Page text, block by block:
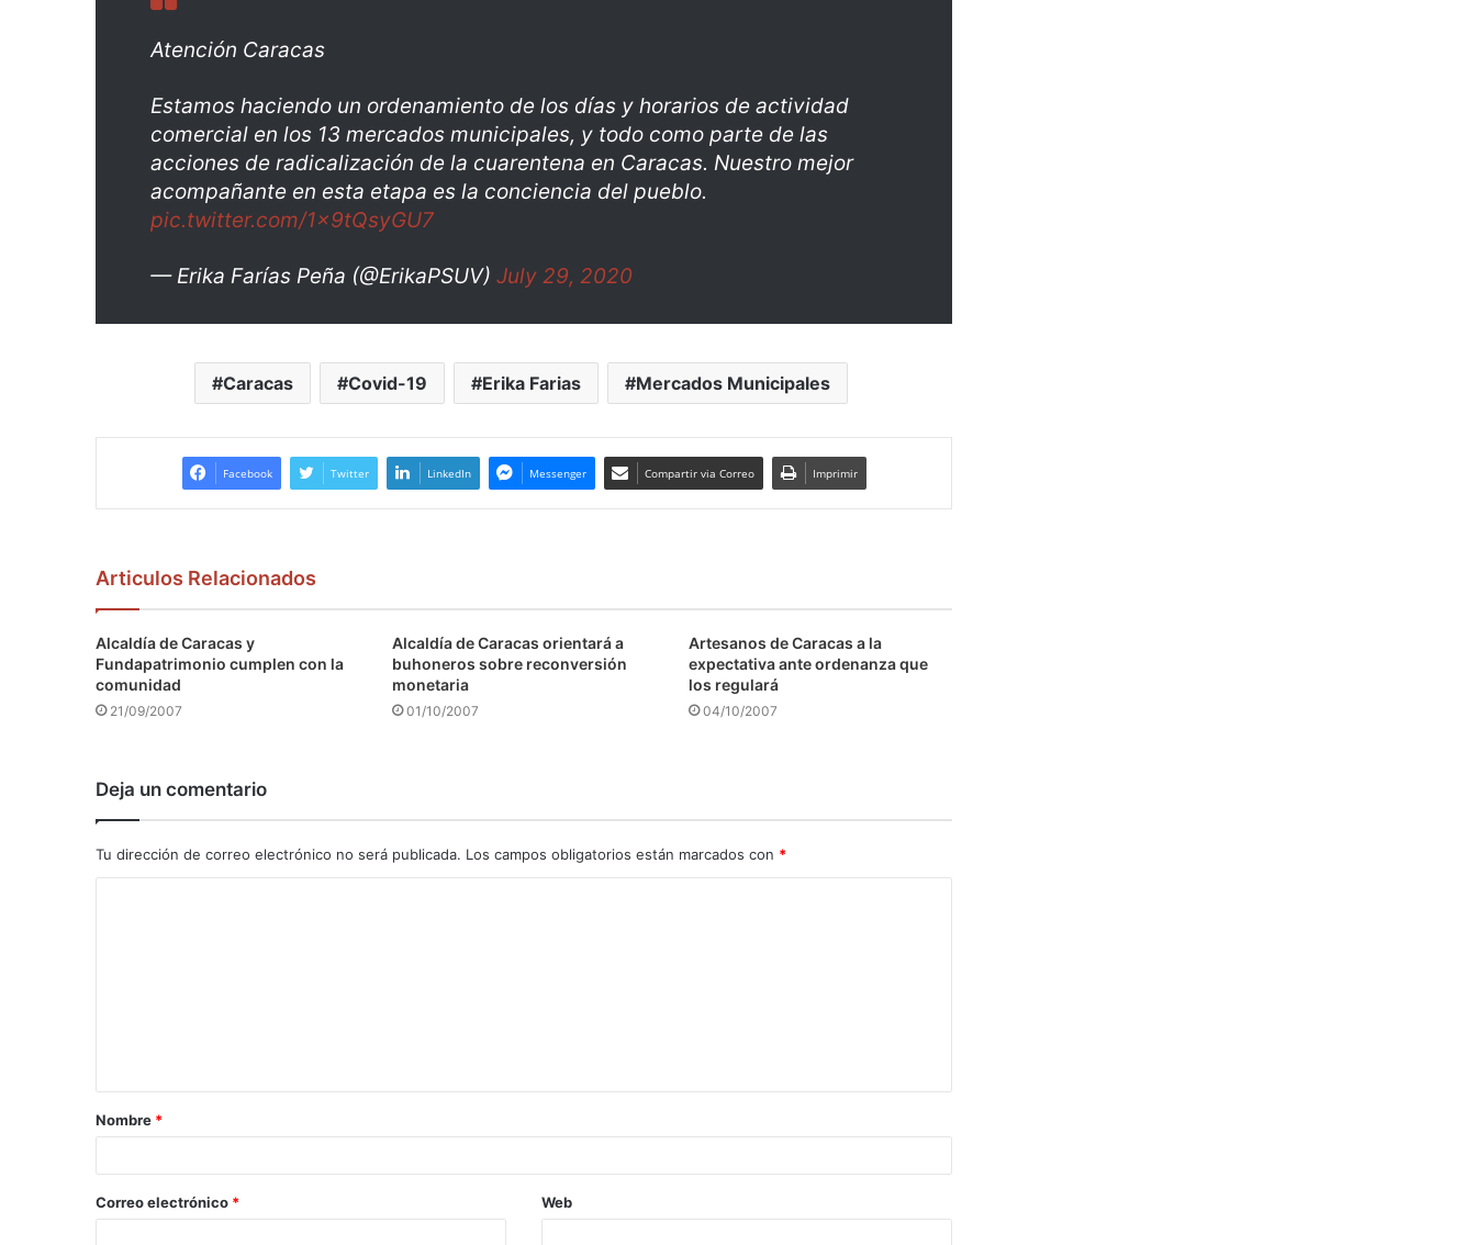
Atención Caracas
Estamos haciendo un ordenamiento de los días y horarios de actividad
comercial en los 13 mercados municipales, y todo como parte de las
acciones de radicalización de la cuarentena en Caracas. Nuestro mejor
acompañante en esta etapa es la conciencia del pueblo.
pic.twitter.com/1x9tQsyGU7
— Erika Farías Peña (@ErikaPSUV) July 29, 2020
Caracas Covid-19 Erika Farias Mercados Municipales
Facebook Twitter LinkedIn Messenger Compartir via Correo Imprimir
Articulos Relacionados
Alcaldía de Caracas y
Fundapatrimonio cumplen con la
comunidad
21/09/2007
Alcaldía de Caracas orientará a
buhoneros sobre reconversión
monetaria
01/10/2007
Artesanos de Caracas a la
expectativa ante ordenanza que
los regulará
04/10/2007
Deja un comentario
Tu dirección de correo electrónico no será publicada. Los campos obligatorios están marcados con *
a
r
*
Nombre *
Correo electrónico * Web